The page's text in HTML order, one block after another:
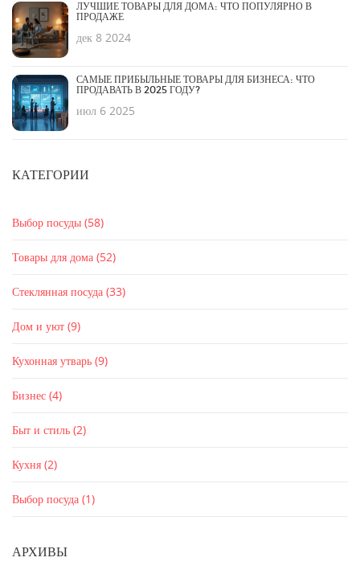
ЛУЧШИЕ ТОВАРЫ ДЛЯ ДОМА: ЧТО ПОПУЛЯРНО В
ПРОДАЖЕ
дек 8 2024
САМЫЕ ПРИБЫЛЬНЫЕ ТОВАРЫ ДЛЯ БИЗНЕСА: ЧТО
ПРОДАВАТЬ В 2025 ГОДУ?
июл 6 2025
КАТЕГОРИИ
Выбор посуды (58)
Товары для дома (52)
Стеклянная посуда (33)
Дом и уют (9)
Кухонная утварь (9)
Бизнес (4)
Быт и стиль (2)
Кухня (2)
Выбор посуда (1)
АРХИВЫ